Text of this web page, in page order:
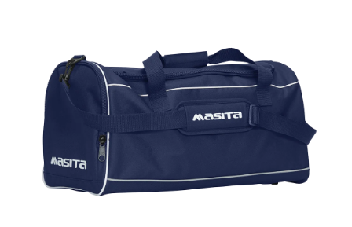
hvězdiček.